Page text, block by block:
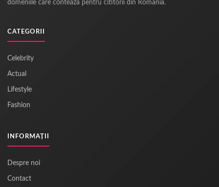
domeniile care conteaza pentru cititorii din Romania.
CATEGORII
Celebrity
Actual
Lifestyle
Fashion
INFORMAȚII
Despre noi
Contact